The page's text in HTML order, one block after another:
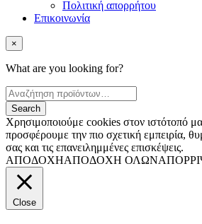
Πολιτική απορρήτου
Επικοινωνία
×
What are you looking for?
Χρησιμοποιούμε cookies στον ιστότοπό
προσφέρουμε την πιο σχετική εμπειρία,
σας και τις επανειλημμένες επισκέψεις.
ΑΠΟΔΟΧΗΑΠΟΔΟΧΗ ΟΛΩΝ
Close